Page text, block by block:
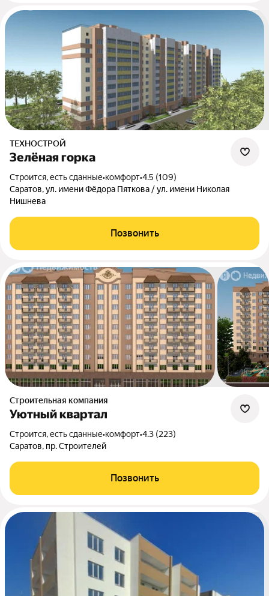
ТЕХНОСТРОЙ
Зелёная горка
Строится, есть сданные•комфорт•4.5 (109)
Саратов, ул. имени Фёдора Пяткова / ул. имени Николая
Нишнева
Позвонить
Строительная компания
Уютный квартал
Строится, есть сданные•комфорт•4.3 (223)
Саратов, пр. Строителей
Позвонить